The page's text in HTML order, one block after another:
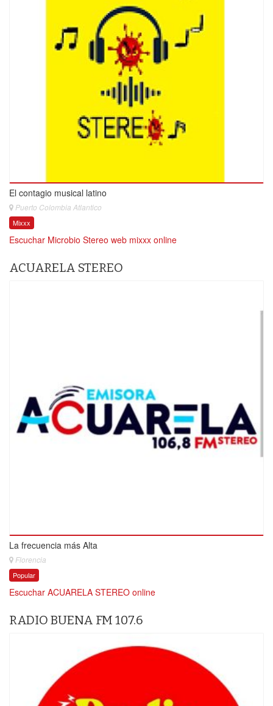
El contagio musical latino
Puerto Colombia Atlantico
Mixxx
Escuchar Microbio Stereo web mixxx online
ACUARELA STEREO
La frecuencia más Alta
Florencia
Popular
Escuchar ACUARELA STEREO online
RADIO BUENA FM 107.6